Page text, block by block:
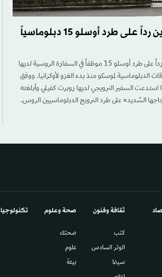
موسكو تعلن طرد 10 دبلوماسيين نرويجيين رداً على طرد أوسلو 15 دبلوماسياً
أعلنت روسيا اليوم (الأربعاء)، طرد عشرة دبلوماسيين نرويجيين رداً على طرد أوسلو 15 موظفاً في السفارة الروسية لديها
لموسكو منذ بدء الغزو لأوكرانيا. ووفق
استدعت السفير النرويجي لديها روبرت كفيلي وأبلغته
الشديد» على طرد النرويج الدبلوماسيين الروس.
ثقافة وفنون
كتب
الوتر السادس​
سينما
صحة وعلوم
صحتك
علوم
بيئة
تكنولوجيا